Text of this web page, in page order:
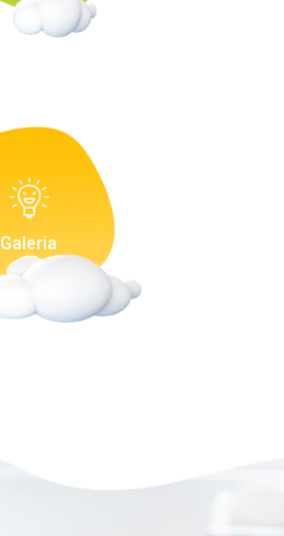
Galeria